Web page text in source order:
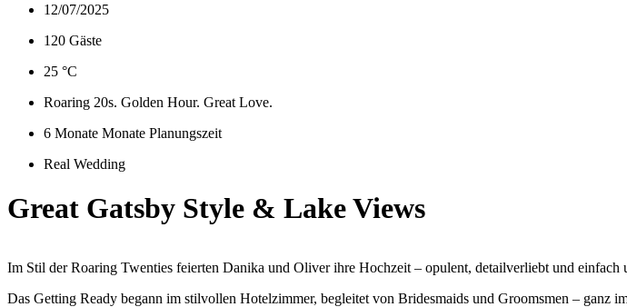
12/07/2025
120 Gäste
25 °C
Roaring 20s. Golden Hour. Great Love.
6 Monate Monate Planungszeit
Real Wedding
Great Gatsby Style & Lake Views
Im Stil der Roaring Twenties feierten Danika und Oliver ihre Hochzeit – opulent, detailverliebt und einfach
Das Getting Ready begann im stilvollen Hotelzimmer, begleitet von Bridesmaids und Groomsmen – ganz